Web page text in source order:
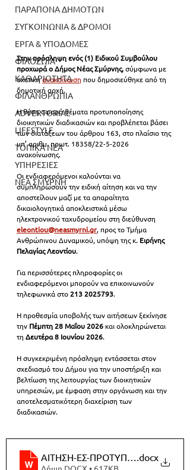
ΠΑΡΑΠΟΝΑ ΔΗΜΟΤΩΝ
ΣΥΓΚΟΙΝΩΝΙΑ & ΔΡΟΜΟΙ
ΕΡΓΑ & ΥΠΟΔΟΜΕΣ
ΦΙΛΟΖΩΙΑ
ΚΑΘΑΡΙΟΤΗΤΑ
ΦΙΛΑΝΘΡΩΠΙΑ
ADVERTORIAL
LIFESTYLE
ΤΟΠΙΚΑ ΝΕΑ
ΥΠΗΡΕΣΙΕΣ
ΝΕΑ ΣΜΥΡΝΗ
Στην πρόσληψη ενός (1) Ειδικού Συμβούλου
προχωρά ο Δήμος Νέας Σμύρνης, σύμφωνα με
σχετική ανακοίνωση που δημοσιεύθηκε από τη
δημοτική αρχή.
Η θέση αφορά θέματα προτυποποίησης
διοικητικών διαδικασιών και προβλέπεται βάσει
των διατάξεων του άρθρου 163, στο πλαίσιο της
υπ’ αριθμ. πρωτ. 18358/22-5-2026
ανακοίνωσης.
Οι ενδιαφερόμενοι καλούνται να
συμπληρώσουν την ειδική αίτηση και να την
αποστείλουν μαζί με τα απαραίτητα
δικαιολογητικά αποκλειστικά μέσω
ηλεκτρονικού ταχυδρομείου στη διεύθυνση
eleontiou@neasmyrni.gr, προς το Τμήμα
Ανθρώπινου Δυναμικού, υπόψη της κ. Ειρήνης
Πελαγίας Λεοντίου.
Για περισσότερες πληροφορίες οι
ενδιαφερόμενοι μπορούν να επικοινωνούν
τηλεφωνικά στο 213 2025793.
Η προθεσμία υποβολής των αιτήσεων ξεκίνησε
την Πέμπτη 28 Μαΐου 2026 και ολοκληρώνεται
τη Δευτέρα 8 Ιουνίου 2026.
Η συγκεκριμένη πρόσληψη εντάσσεται στον
σχεδιασμό του Δήμου για την υποστήριξη και
βελτίωση της λειτουργίας των διοικητικών
υπηρεσιών, με έμφαση στην οργάνωση και την
αποτελεσματικότερη διαχείριση των
διαδικασιών.
ΑΙΤΗΣΗ-ΕΣ-ΠΡΟΤΥΠΩΝ-ΔΙΟΙΚ-
.docx